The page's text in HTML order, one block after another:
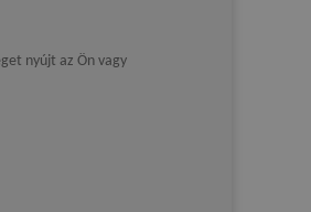
nyújt az Ön vagy